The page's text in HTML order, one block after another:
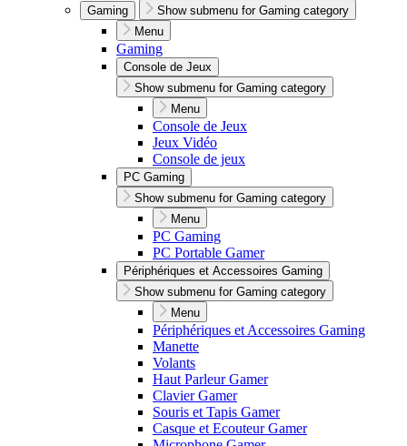
Gaming
Show submenu for Gaming category
Menu
Gaming
Console de Jeux
Show submenu for Gaming category
Menu
Console de Jeux
Jeux Vidéo
Console de jeux
PC Gaming
Show submenu for Gaming category
Menu
PC Gaming
PC Portable Gamer
Périphériques et Accessoires Gaming
Show submenu for Gaming category
Menu
Périphériques et Accessoires Gaming
Manette
Volants
Haut Parleur Gamer
Clavier Gamer
Souris et Tapis Gamer
Casque et Ecouteur Gamer